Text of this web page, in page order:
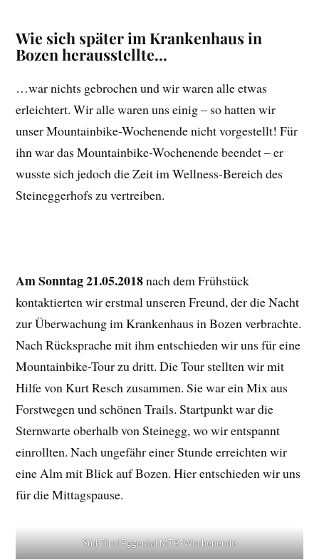
Wie sich später im Krankenhaus in
Bozen herausstellte…
…war nichts gebrochen und wir waren alle etwas
erleichtert. Wir alle waren uns einig – so hatten wir
unser Mountainbike-Wochenende nicht vorgestellt! Für
ihn war das Mountainbike-Wochenende beendet – er
wusste sich jedoch die Zeit im Wellness-Bereich des
Steineggerhofs zu vertreiben.
Am Sonntag 21.05.2018nach dem Frühstück
kontaktierten wir erstmal unseren Freund, der die Nacht
zur Überwachung im Krankenhaus in Bozen verbrachte.
Nach Rücksprache mit ihm entschieden wir uns für eine
Mountainbike-Tour zu dritt. Die Tour stellten wir mit
Hilfe von Kurt Resch zusammen. Sie war ein Mix aus
Forstwegen und schönen Trails. Startpunkt war die
Sternwarte oberhalb von Steinegg, wo wir entspannt
einrollten. Nach ungefähr einer Stunde erreichten wir
eine Alm mit Blick auf Bozen. Hier entschieden wir uns
für die Mittagspause.
Süd-Tirol Eggental MTB-Wochenende